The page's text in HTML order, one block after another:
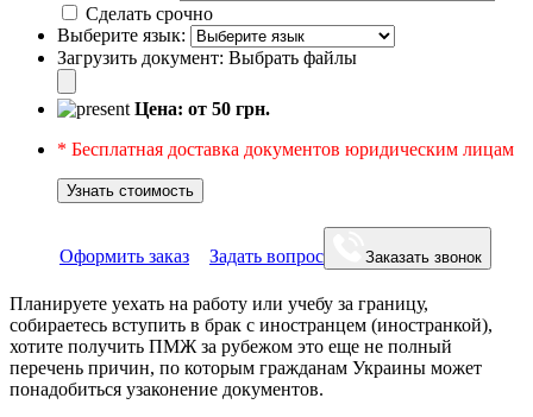
Сделать срочно
Выберите язык:
Загрузить документ: Выбрать файлы
Цена: от 50 грн.
* Бесплатная доставка документов юридическим лицам
Узнать стоимость
Оформить заказ Задать вопрос Заказать звонок
Планируете уехать на работу или учебу за границу,
собираетесь вступить в брак с иностранцем (иностранкой),
хотите получить ПМЖ за рубежом это еще не полный
перечень причин, по которым гражданам Украины может
понадобиться узаконение документов.